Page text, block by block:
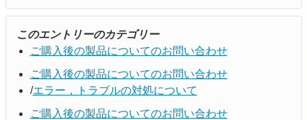
このエントリーのカテゴリー
ご購入後の製品についてのお問い合わせ
ご購入後の製品についてのお問い合わせ
エラー，トラブルの対処について
ご購入後の製品についてのお問い合わせ